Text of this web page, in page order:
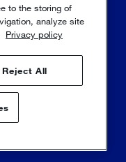
to the storing of
analyze site
Privacy policy
Reject All